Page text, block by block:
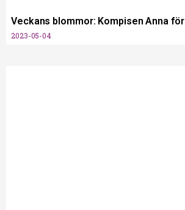
Veckans blommor: Kompisen Anna
2023-05-04